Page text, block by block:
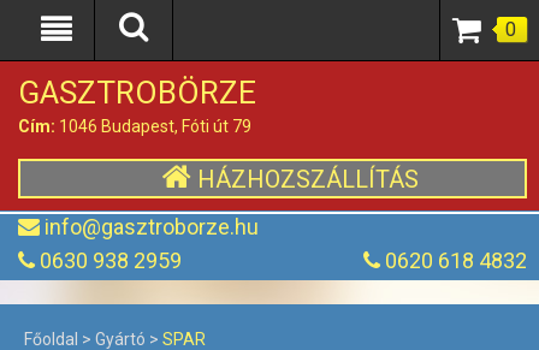
GASZTROBÖRZE
Cím: 1046 Budapest, Fóti út 79
HÁZHOZSZÁLLÍTÁS
info@gasztroborze.hu
0630 938 2959
0620 618 4832
0
Főoldal > Gyártó > SPAR